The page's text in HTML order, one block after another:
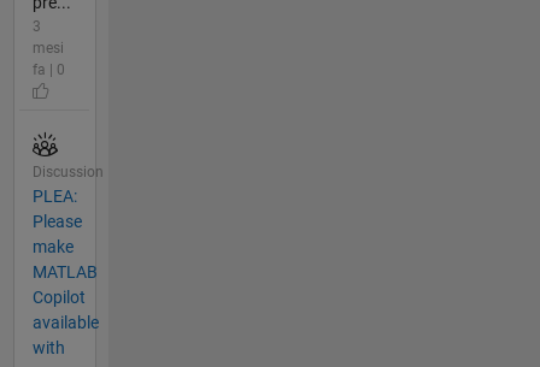
3
mesi
fa | 0
Discussion
PLEA:
Please
make
MATLAB
Copilot
available
with